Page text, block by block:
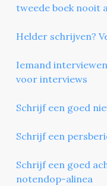
tweede boek nooit
Helder schrijven?
Iemand
voor interviews
Schrijf een goed
Schrijf een
Schrijf een goed
notendop-alinea